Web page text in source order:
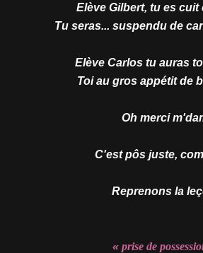
Elève Gilbert, tu es cuit
Tu seras... suspendu de
Elève Carlos tu auras
Toi au gros appétit de
Oh merci
C'est pôs juste,
Reprenons la
« prise de